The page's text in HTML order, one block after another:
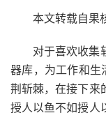
本文转载自果
对于喜欢收集
器库，为工作和生
荆斩棘，在接下来
授人以鱼不如授人